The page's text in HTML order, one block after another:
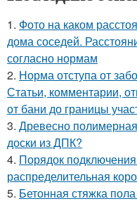
1. Фото на каком
дома соседей.
согласно нормам
2. Норма отступа от
Статьи, комментарии,
от бани до границы
3. Древесно
доски из ДПК?
4. Порядок
распределительная
5. Бетонная стяжка